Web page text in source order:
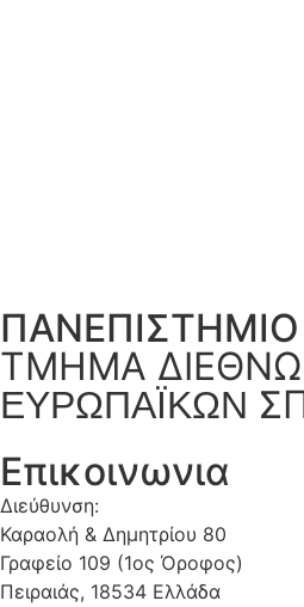
ΠΑΝΕΠΙΣΤΗΜΙΟ
ΤΜΗΜΑ
ΕΥΡΩΠΑΪΚΩΝ
Επικοινωνια
Διεύθυνση:
Καραολή & Δημητρίου 80
Γραφείο 109 (1ος Όροφος)
Πειραιάς, 18534 Ελλάδα